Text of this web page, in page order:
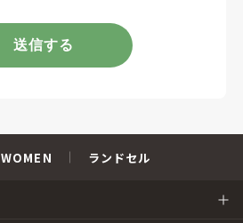
WOMEN ランドセル